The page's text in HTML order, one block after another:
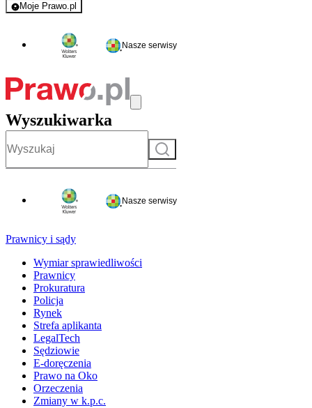
Moje Prawo.pl
- rejestracja i logowanie do serwisu
Nasze serwisy
Wyszukiwarka
Szukaj
Nasze serwisy
Prawnicy i sądy
Wymiar sprawiedliwości
Prawnicy
Prokuratura
Policja
Rynek
Strefa aplikanta
LegalTech
Sędziowie
E-doręczenia
Prawo na Oko
Orzeczenia
Zmiany w k.p.c.